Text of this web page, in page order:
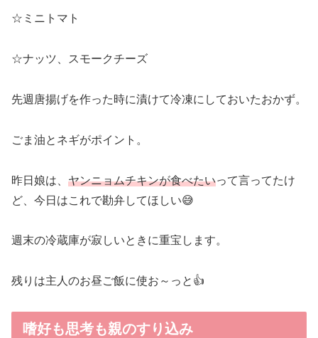
☆ミニトマト
☆ナッツ、スモークチーズ
先週唐揚げを作った時に漬けて冷凍にしておいたおかず。
ごま油とネギがポイント。
昨日娘は、 ヤンニョムチキンが食べたいって言ってたけ
ど、今日はこれで勘弁してほしい😅
週末の冷蔵庫が寂しいときに重宝します。
残りは主人のお昼ご飯に使お～っと👍
嗜好も思考も親のすり込み